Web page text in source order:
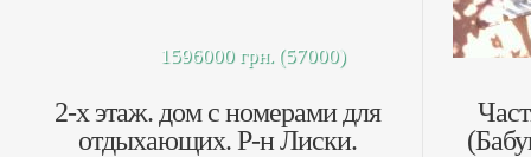
1596000 грн. (57000)
2-х этаж. дом с номерами для
отдыхающих. Р-н Лиски.